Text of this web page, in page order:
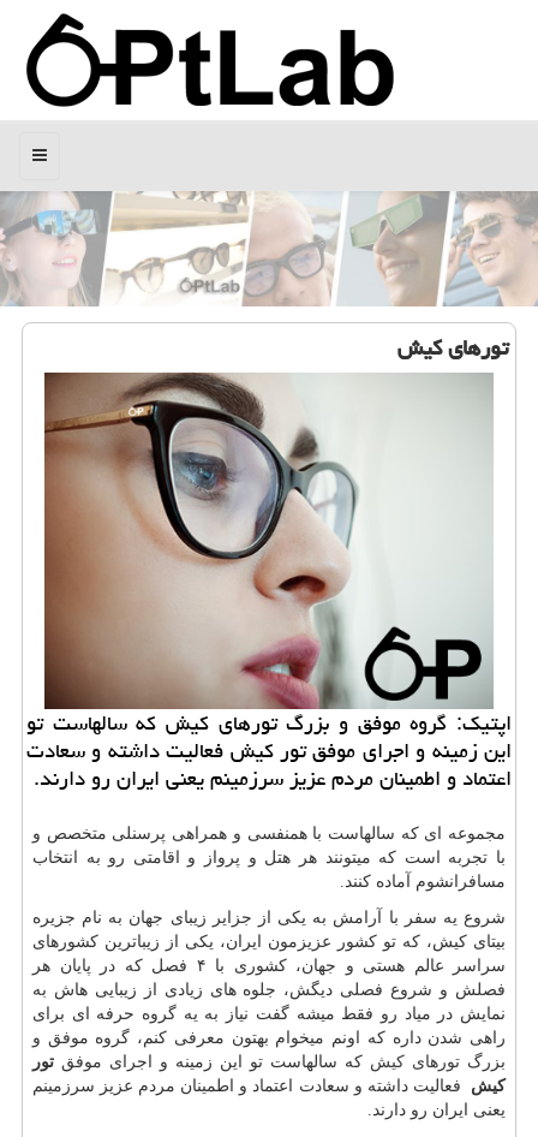
منو
تورهای كیش
اپتیك: گروه موفق و بزرگ تورهای كیش كه سالهاست تو
این زمینه و اجرای موفق تور كیش فعالیت داشته و سعادت
اعتماد و اطمینان مردم عزیز سرزمینم یعنی ایران رو دارند.
مجموعه ای که سالهاست با همنفسی و همراهی پرسنلی متخصص و
با تجربه است که میتونند هر هتل و پرواز و اقامتی رو به انتخاب
مسافرانشوم آماده کنند.
شروع یه سفر با آرامش به یکی از جزایر زیبای جهان به نام جزیره
بیتای کیش، که تو کشور عزیزمون ایران، یکی از زیباترین کشورهای
سراسر عالم هستی و جهان، کشوری با ۴ فصل که در پایان هر
فصلش و شروع فصلی دیگش، جلوه های زیادی از زیبایی هاش به
نمایش در میاد رو فقط میشه گفت نیاز به یه گروه حرفه ای برای
راهی شدن داره که اونم میخوام بهتون معرفی کنم، گروه موفق و
بزرگ تورهای کیش که سالهاست تو این زمینه و اجرای موفق تور
کیش فعالیت داشته و سعادت اعتماد و اطمینان مردم عزیز سرزمینم
یعنی ایران رو دارند.